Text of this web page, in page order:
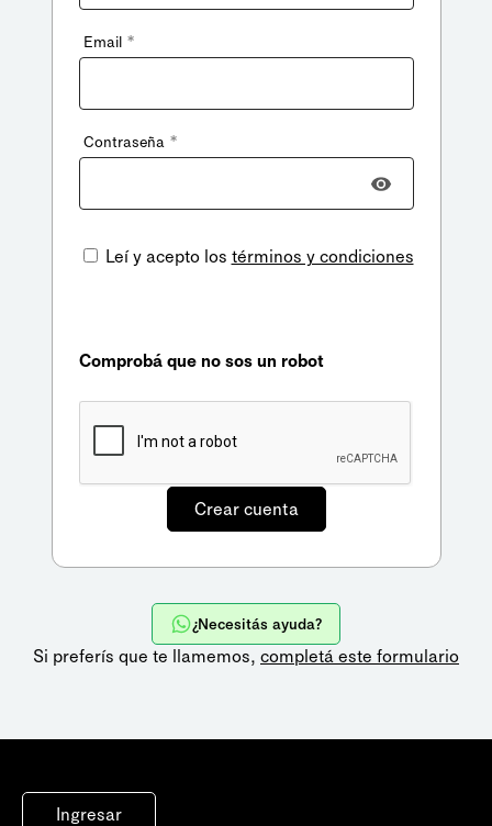
Email *
Contraseña *
Leí y acepto los términos y condiciones
Comprobá que no sos un robot
¿Necesitás ayuda?
Si preferís que te llamemos, completá este formulario
Ingresar